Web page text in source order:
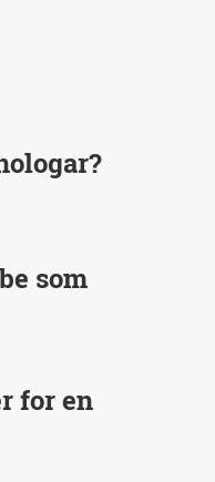
som
for en